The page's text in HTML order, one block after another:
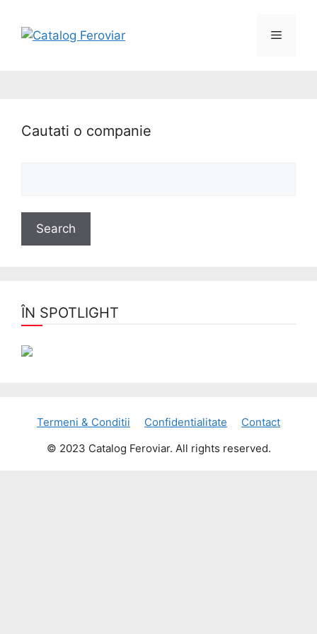
Cautati o companie
ÎN SPOTLIGHT
Termeni & Conditii Confidentialitate
Contact
© 2023 Catalog Feroviar. All rights reserved.